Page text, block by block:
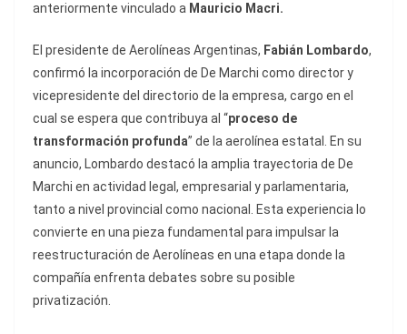
anteriormente vinculado a Mauricio Macri.
El presidente de Aerolíneas Argentinas, Fabián Lombardo,
confirmó la incorporación de De Marchi como director y
vicepresidente del directorio de la empresa, cargo en el
cual se espera que contribuya al “proceso de
transformación profunda” de la aerolínea estatal. En su
anuncio, Lombardo destacó la amplia trayectoria de De
Marchi en actividad legal, empresarial y parlamentaria,
tanto a nivel provincial como nacional. Esta experiencia lo
convierte en una pieza fundamental para impulsar la
reestructuración de Aerolíneas en una etapa donde la
compañía enfrenta debates sobre su posible
privatización.